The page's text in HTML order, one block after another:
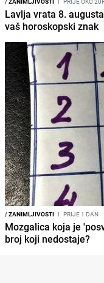
Lavlja vrata 8.
vaš horoskopski znak
/ZANIMLJIVOSTI I PRIJE 1 DAN
Mozgalica koja je
broj koji nedostaje?